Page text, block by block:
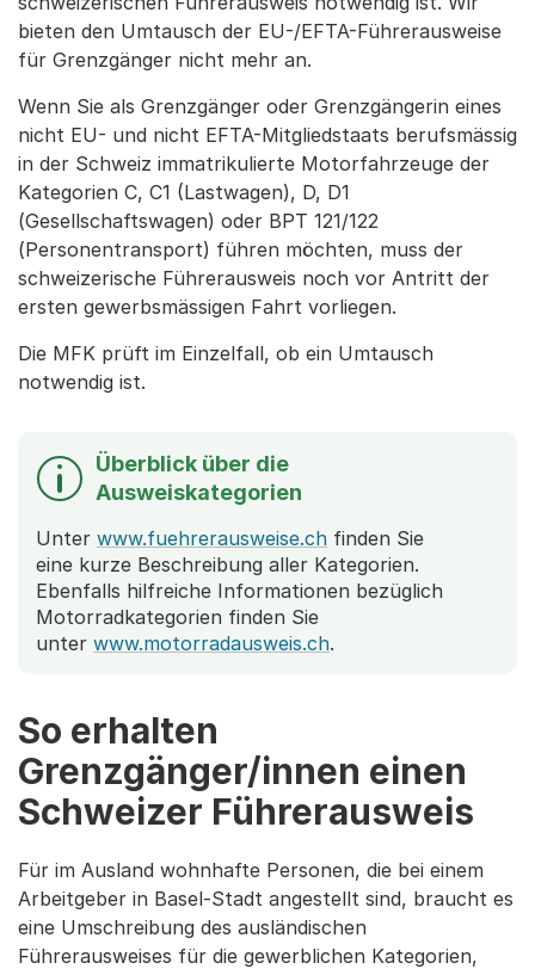
bieten den Umtausch der EU-/EFTA-Führerausweise
für Grenzgänger nicht mehr an.
Wenn Sie als Grenzgänger oder Grenzgängerin eines
nicht EU- und nicht EFTA-Mitgliedstaats berufsmässig
in der Schweiz immatrikulierte Motorfahrzeuge der
Kategorien C, C1 (Lastwagen), D, D1
(Gesellschaftswagen) oder BPT 121/122
(Personentransport) führen möchten, muss der
schweizerische Führerausweis noch vor Antritt der
ersten gewerbsmässigen Fahrt vorliegen.
Die MFK prüft im Einzelfall, ob ein Umtausch
notwendig ist.
Überblick über die
Ausweiskategorien
Unter www.fuehrerausweise.ch finden Sie
eine kurze Beschreibung aller Kategorien.
Ebenfalls hilfreiche Informationen bezüglich
Motorradkategorien finden Sie
unter www.motorradausweis.ch.
So erhalten
Grenzgänger/innen einen
Schweizer Führerausweis
Für im Ausland wohnhafte Personen, die bei einem
Arbeitgeber in Basel-Stadt angestellt sind, braucht es
eine Umschreibung des ausländischen
Führerausweises für die gewerblichen Kategorien,